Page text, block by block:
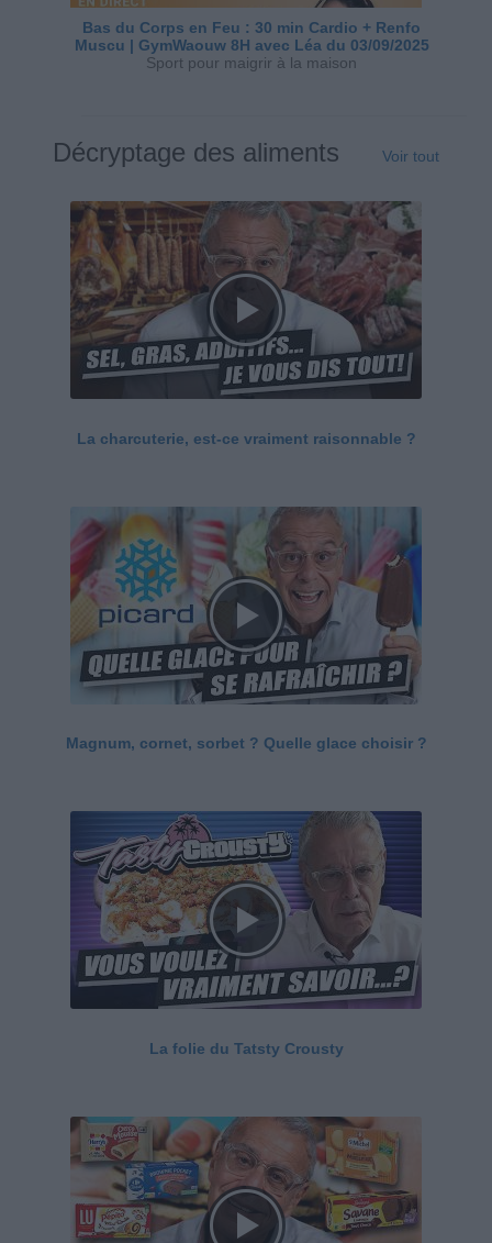
Bas du Corps en Feu : 30 min Cardio + Renfo
Muscu | GymWaouw 8H avec Léa du 03/09/2025
Sport pour maigrir à la maison
Décryptage des aliments Voir tout
La charcuterie, est-ce vraiment raisonnable ?
Magnum, cornet, sorbet ? Quelle glace choisir ?
La folie du Tatsty Crousty